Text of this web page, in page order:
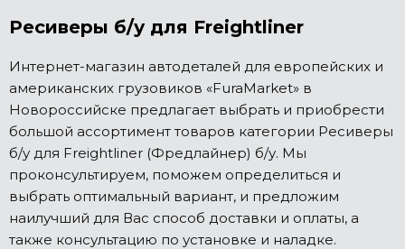
Ресиверы б/у для Freightliner
Интернет-магазин автодеталей для европейских и
американских грузовиков «FuraMarket» в
Новороссийске предлагает выбрать и приобрести
большой ассортимент товаров категории Ресиверы
б/у для Freightliner (Фредлайнер) б/у. Мы
проконсультируем, поможем определиться и
выбрать оптимальный вариант, и предложим
наилучший для Вас способ доставки и оплаты, а
также консультацию по установке и наладке.